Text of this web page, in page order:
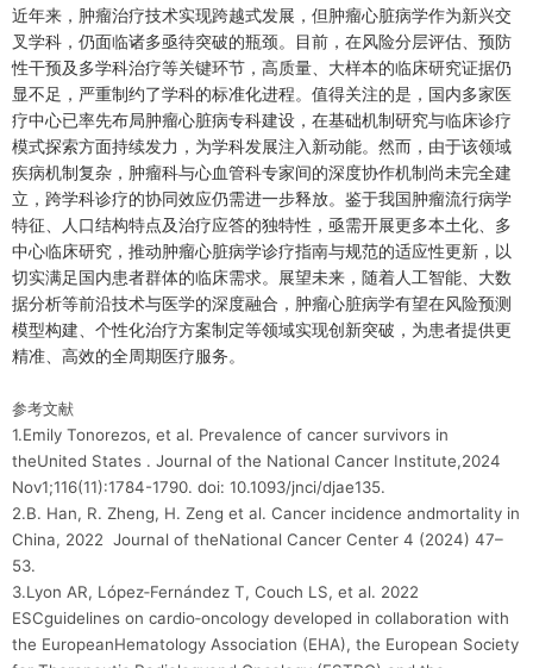
近年来，肿瘤治疗技术实现跨越式发展，但肿瘤心脏病学作为新兴交
叉学科，仍面临诸多亟待突破的瓶颈。目前，在风险分层评估、预防
性干预及多学科治疗等关键环节，高质量、大样本的临床研究证据仍
显不足，严重制约了学科的标准化进程。值得关注的是，国内多家医
疗中心已率先布局肿瘤心脏病专科建设，在基础机制研究与临床诊疗
模式探索方面持续发力，为学科发展注入新动能。然而，由于该领域
疾病机制复杂，肿瘤科与心血管科专家间的深度协作机制尚未完全建
立，跨学科诊疗的协同效应仍需进一步释放。鉴于我国肿瘤流行病学
特征、人口结构特点及治疗应答的独特性，亟需开展更多本土化、多
中心临床研究，推动肿瘤心脏病学诊疗指南与规范的适应性更新，以
切实满足国内患者群体的临床需求。展望未来，随着人工智能、大数
据分析等前沿技术与医学的深度融合，肿瘤心脏病学有望在风险预测
模型构建、个性化治疗方案制定等领域实现创新突破，为患者提供更
精准、高效的全周期医疗服务。
参考文献
1.Emily Tonorezos, et al. Prevalence of cancer survivors in
theUnited States . Journal of the National Cancer Institute,2024
Nov1;116(11):1784-1790. doi: 10.1093/jnci/djae135.
2.B. Han, R. Zheng, H. Zeng et al. Cancer incidence andmortality in
China, 2022 Journal of theNational Cancer Center 4 (2024) 47–
53.
3.Lyon AR, López‑Fernández T, Couch LS, et al. 2022
ESCguidelines on cardio‑oncology developed in collaboration with
the EuropeanHematology Association (EHA), the European Society